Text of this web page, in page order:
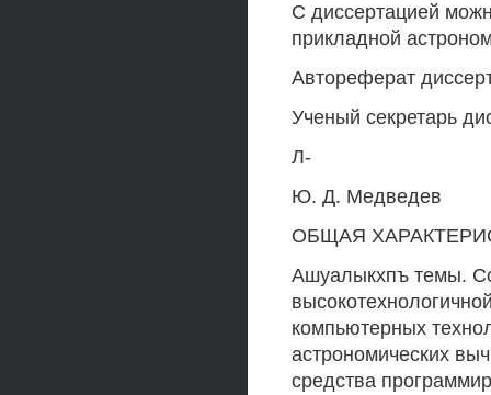
С диссертацией
прикладной
Автореферат
Ученый секретарь
Л-
Ю. Д. Медведев
ОБЩАЯ
Ашуалыкхпъ темы.
компьютерных
астрономических
средства